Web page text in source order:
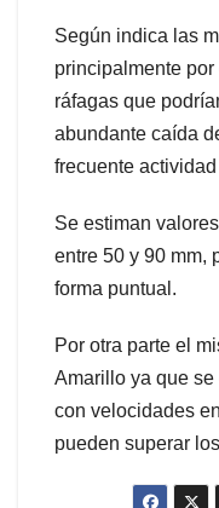
Según indica las
principalmente
ráfagas que
abundante caída
frecuente
Se estiman
entre 50 y 90 mm,
forma puntual.
Por otra parte el
Amarillo ya que
con velocidades
pueden superar